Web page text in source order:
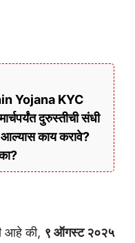
Yojana KYC
दुरुस्तीची संधी
आल्यास काय करावे?
आहे की, ९ ऑगस्ट २०२५